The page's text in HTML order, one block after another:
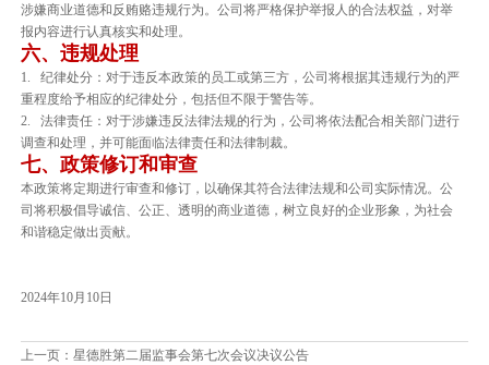
涉嫌商业道德和反贿赂违规行为。公司将严格保护举报人的合法权益，对举
报内容进行认真核实和处理。
六、违规处理
1. 纪律处分：对于违反本政策的员工或第三方，公司将根据其违规行为的严
重程度给予相应的纪律处分，包括但不限于警告等。
2. 法律责任：对于涉嫌违反法律法规的行为，公司将依法配合相关部门进行
调查和处理，并可能面临法律责任和法律制裁。
七、政策修订和审查
本政策将定期进行审查和修订，以确保其符合法律法规和公司实际情况。公
司将积极倡导诚信、公正、透明的商业道德，树立良好的企业形象，为社会
和谐稳定做出贡献。
2024年10月10日
上一页： 星德胜第二届监事会第七次会议决议公告